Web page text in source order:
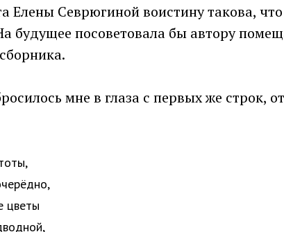
Елены Севрюгиной воистину такова,
будущее посоветовала бы автору
мне в глаза с первых же строк,
цветы